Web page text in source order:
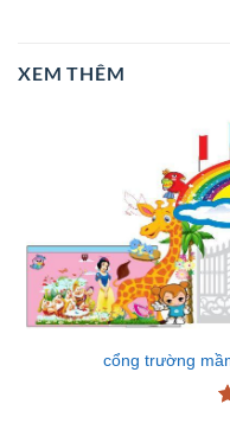
XEM THÊM
cổng trường